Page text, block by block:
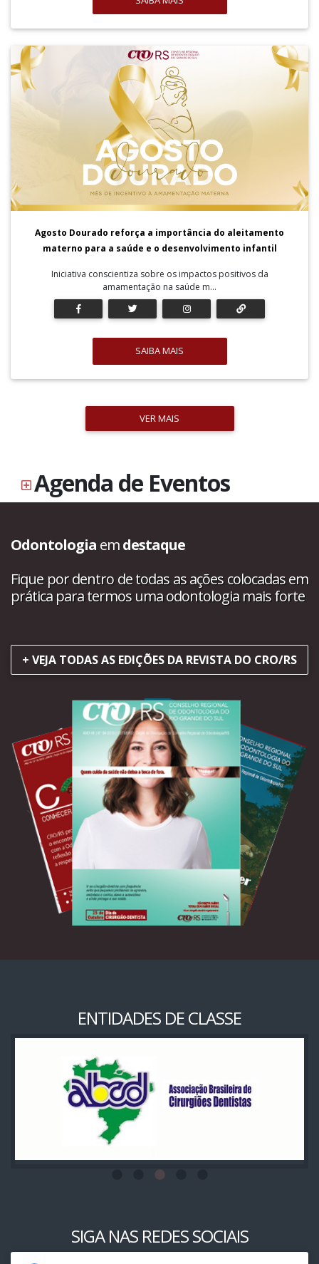
Agosto Dourado reforça a importância do aleitamento
materno para a saúde e o desenvolvimento infantil
Iniciativa conscientiza sobre os impactos positivos da
amamentação na saúde m...
SAIBA MAIS
VER MAIS
Agenda de Eventos
Odontologia emdestaque
Fique por dentro de todas as ações colocadas em
prática para termos uma odontologia mais forte
+ VEJA TODAS AS EDIÇÕES DA REVISTA DO CRO/RS
ENTIDADES DE CLASSE
SIGA NAS REDES SOCIAIS